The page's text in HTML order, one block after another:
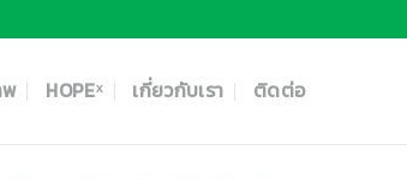
พ HOPEˣ เกี่ยวกับเรา ติดต่อ